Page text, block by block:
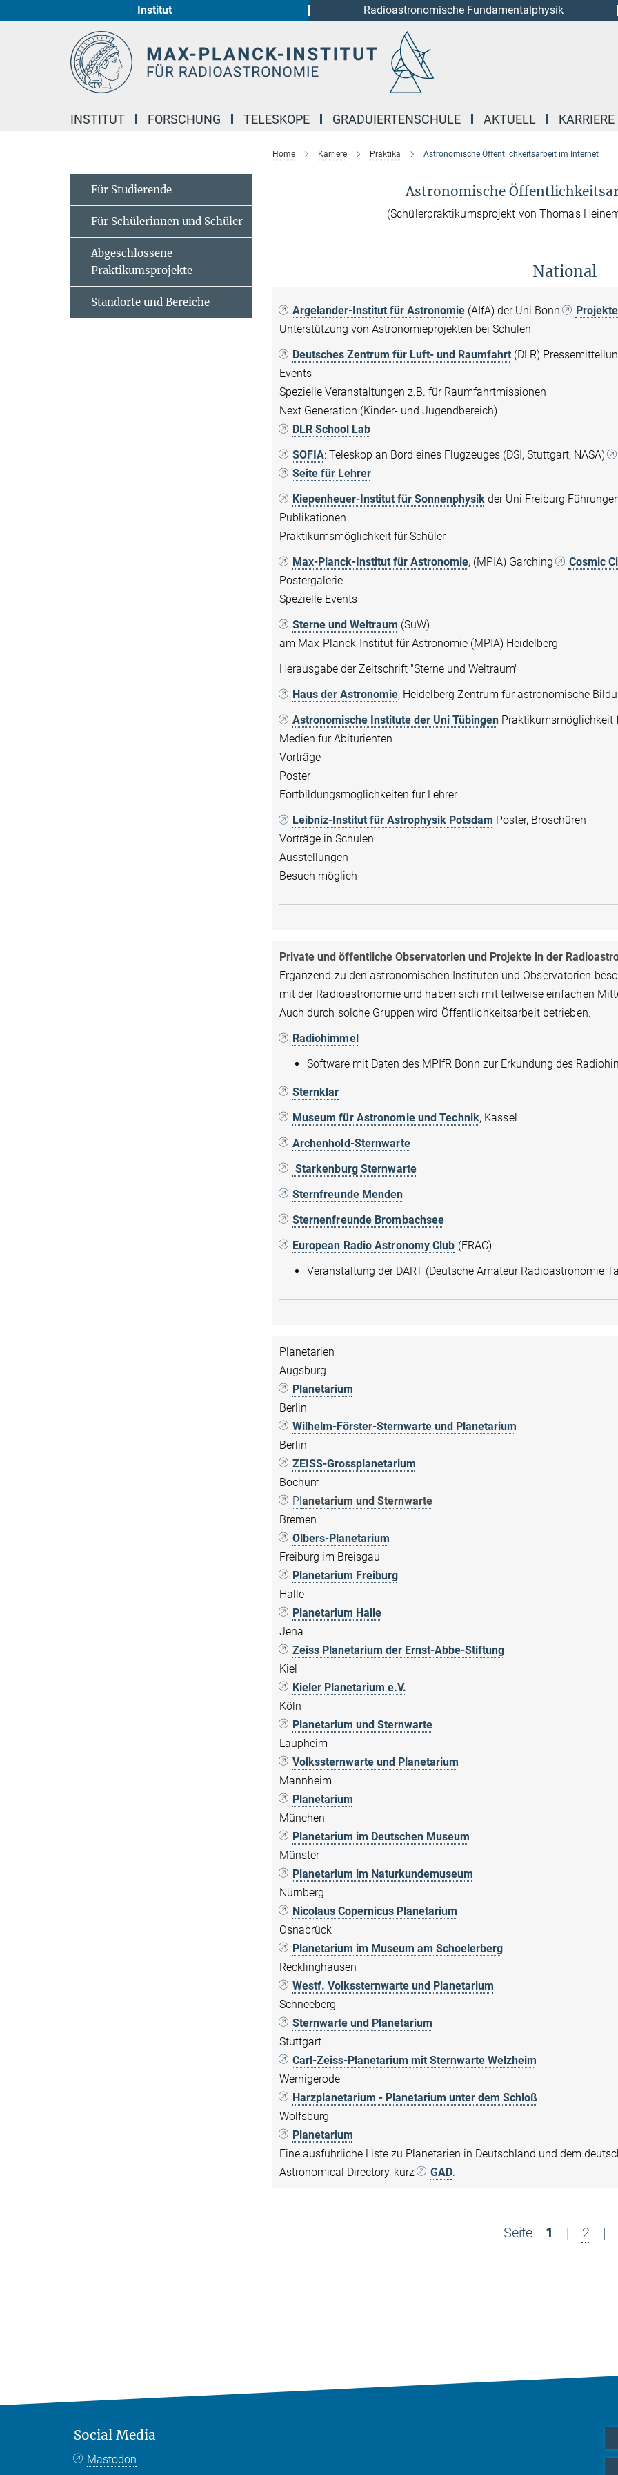
Institut Radioastronomische Fundamentalphysik
INSTITUT FORSCHUNG TELESKOPE GRADUIERTENSCHULE AKTUELL KARRIERE
Home Karriere Praktika Astronomische Öffentlichkeitsarbeit im Internet
Astronomische
(Schülerpraktikumsprojekt von Thomas
National
Argelander-Institut für Astronomie(AIfA) der Uni Bonn
Unterstützung von Astronomieprojekten bei Schulen
Deutsches Zentrum für Luft- und Raumfahrt(DLR)
Events
Spezielle Veranstaltungen z.B. für Raumfahrtmissionen
Next Generation (Kinder- und Jugendbereich)
DLR School Lab
SOFIA: Teleskop an Bord eines Flugzeuges (DSI, Stuttgart, NASA)
Seite für Lehrer
Kiepenheuer-Institut für Sonnenphysikder Uni Freiburg
Publikationen
Praktikumsmöglichkeit für Schüler
Max-Planck-Institut für Astronomie, (MPIA) Garching
Cosmic
Postergalerie
Spezielle Events
Sterne und Weltraum (SuW)
am Max-Planck-Institut für Astronomie (MPIA) Heidelberg
Herausgabe der Zeitschrift "Sterne und Weltraum"
Haus der Astronomie, Heidelberg Zentrum für astronomische
Astronomische Institute der Uni TübingenPraktikumsmöglichkeit
Medien für Abiturienten
Vorträge
Poster
Fortbildungsmöglichkeiten für Lehrer
Leibniz-Institut für Astrophysik Potsdam Poster, Broschüren
Vorträge in Schulen
Ausstellungen
Besuch möglich
Private und öffentliche Observatorien und Projekte in der
Ergänzend zu den astronomischen Instituten und Observatorien
mit der Radioastronomie und haben sich mit teilweise einfachen
Auch durch solche Gruppen wird Öffentlichkeitsarbeit betrieben.
Radiohimmel
Software mit Daten des MPIfR Bonn zur Erkundung des
Sternklar
Museum für Astronomie und Technik, Kassel
Archenhold-Sternwarte
Starkenburg Sternwarte
Sternfreunde Menden
Sternenfreunde Brombachsee
European Radio Astronomy Club (ERAC)
Veranstaltung der DART (Deutsche Amateur Radioastronomie
Planetarien
Augsburg
Planetarium
Berlin
Wilhelm-Förster-Sternwarte und Planetarium
Berlin
ZEISS-Grossplanetarium
Bochum
Planetarium und Sternwarte
Bremen
Olbers-Planetarium
Freiburg im Breisgau
Planetarium Freiburg
Halle
Planetarium Halle
Jena
Zeiss Planetarium der Ernst-Abbe-Stiftung
Kiel
Kieler Planetarium e.V.
Köln
Planetarium und Sternwarte
Laupheim
Volkssternwarte und Planetarium
Mannheim
Planetarium
München
Planetarium im Deutschen Museum
Münster
Planetarium im Naturkundemuseum
Nürnberg
Nicolaus Copernicus Planetarium
Osnabrück
Planetarium im Museum am Schoelerberg
Recklinghausen
Westf. Volkssternwarte und Planetarium
Schneeberg
Sternwarte und Planetarium
Stuttgart
Carl-Zeiss-Planetarium mit Sternwarte Welzheim
Wernigerode
Harzplanetarium - Planetarium unter dem Schloß
Wolfsburg
Planetarium
Eine ausführliche Liste zu Planetarien in Deutschland und dem
Astronomical Directory, kurz
GAD.
Seite 1 | 2 |
Für Studierende
Für Schülerinnen und Schüler
Abgeschlossene
Praktikumsprojekte
Standorte und Bereiche
Social Media
Mastodon